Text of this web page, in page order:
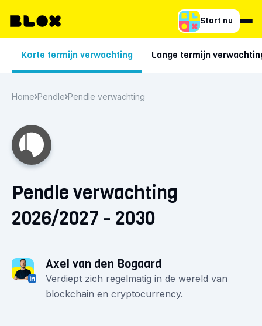
Start nu
Korte termijn verwachting Lange termijn
Home Pendle Pendle verwachting
Pendle verwachting
2026/2027 - 2030
Axel van den Bogaard
Verdiept zich regelmatig in de wereld van
blockchain en cryptocurrency.